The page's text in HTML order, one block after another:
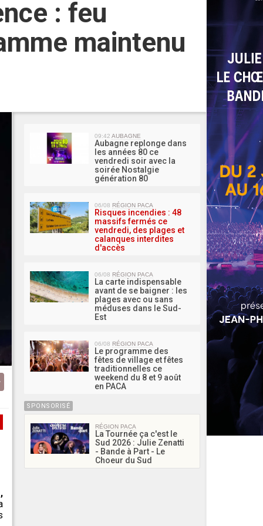
: feu
maintenu
09:42 AUBAGNE
Aubagne replonge dans
les années 80 ce
vendredi soir avec la
soirée Nostalgie
génération 80
06/08 RÉGION PACA
Risques incendies : 48
massifs fermés ce
vendredi, des plages et
calanques interdites
d'accès
06/08 RÉGION PACA
La carte indispensable
avant de se baigner : les
plages avec ou sans
méduses dans le Sud-
Est
06/08 RÉGION PACA
Le programme des
fêtes de village et fêtes
traditionnelles ce
weekend du 8 et 9 août
en PACA
SPONSORISÉ
RÉGION PACA
La Tournée ça c'est le
Sud 2026 : Julie Zenatti
- Bande à Part - Le
Choeur du Sud